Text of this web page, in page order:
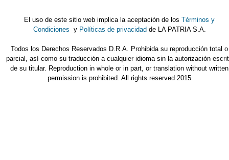
El uso de este sitio web implica la aceptación de losTérminos y
Condiciones y Políticas de privacidad de LA PATRIA S.A.
Todos los Derechos Reservados D.R.A. Prohibida su reproducción total o
parcial, así como su traducción a cualquier idioma sin la autorización
de su titular. Reproduction in whole or in part, or translation without written
permission is prohibited. All rights reserved 2015